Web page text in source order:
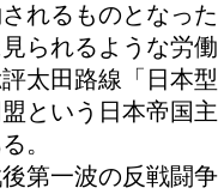
れるものとなっ
られるような労
太田路線「日本
という日本帝国
。
第一波の反戦闘